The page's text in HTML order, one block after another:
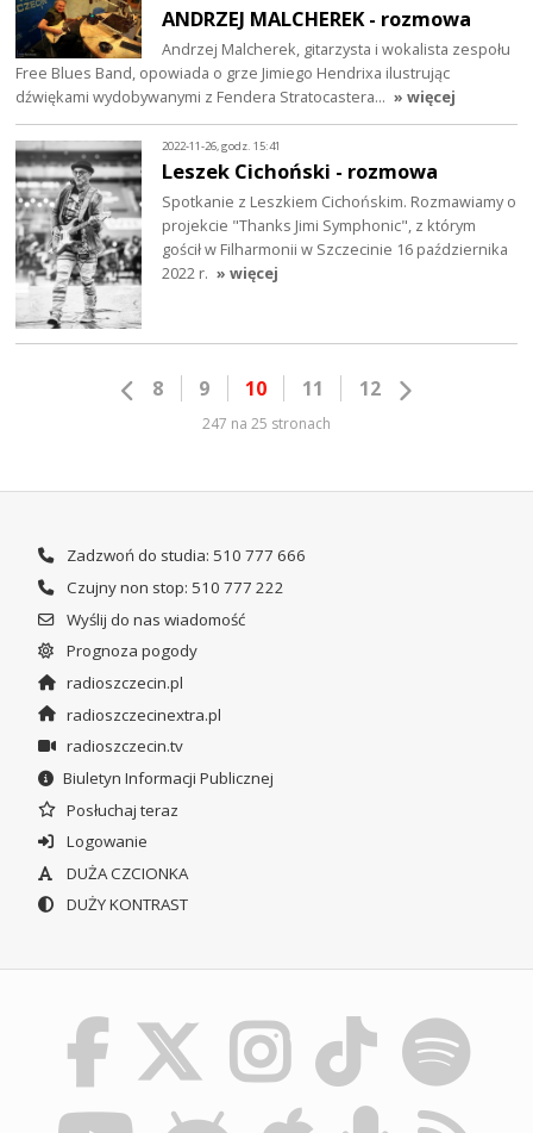
ANDRZEJ MALCHEREK - rozmowa
Andrzej Malcherek, gitarzysta i wokalista zespołu
Free Blues Band, opowiada o grze Jimiego Hendrixa ilustrując
dźwiękami wydobywanymi z Fendera Stratocastera… » więcej
2022-11-26, godz. 15:41
Leszek Cichoński - rozmowa
Spotkanie z Leszkiem Cichońskim. Rozmawiamy o
projekcie "Thanks Jimi Symphonic", z którym
gościł w Filharmonii w Szczecinie 16 października
2022 r. » więcej
8 9 10 11 12
247 na 25 stronach
Zadzwoń do studia: 510 777 666
Czujny non stop: 510 777 222
Wyślij do nas wiadomość
Prognoza pogody
radioszczecin.pl
radioszczecinextra.pl
radioszczecin.tv
Biuletyn Informacji Publicznej
Posłuchaj teraz
Logowanie
DUŻA CZCIONKA
DUŻY KONTRAST